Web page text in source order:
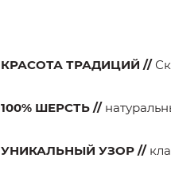
КРАСОТА ТРАДИЦИЙ //
100% ШЕРСТЬ //
УНИКАЛЬНЫЙ УЗОР //